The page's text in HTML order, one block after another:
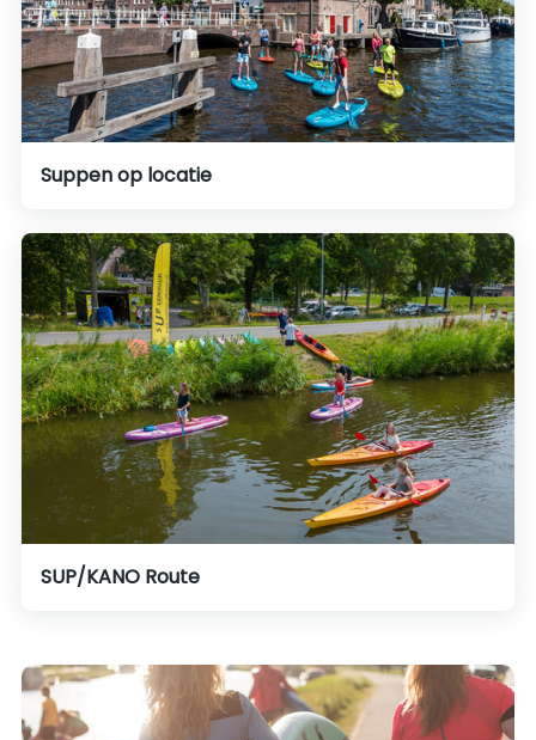
Suppen op locatie
SUP/KANO Route